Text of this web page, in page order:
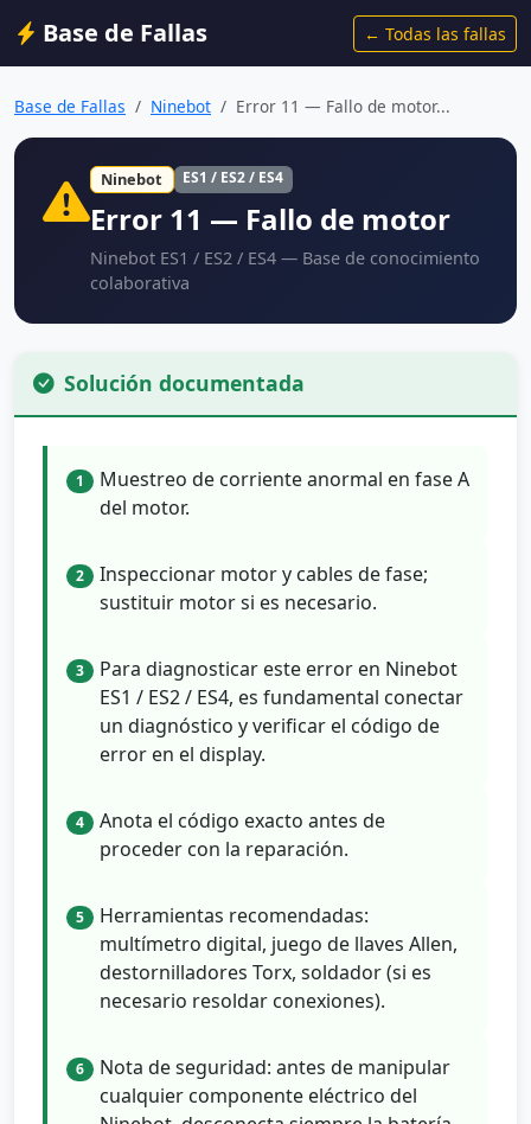
Base de Fallas ← Todas las fallas
Base de Fallas Ninebot Error 11 — Fallo de motor...
Ninebot ES1 / ES2 / ES4
Error 11 — Fallo de motor
Ninebot ES1 / ES2 / ES4 — Base de conocimiento
colaborativa
Solución documentada
1
Muestreo de corriente anormal en fase A
del motor.
2
Inspeccionar motor y cables de fase;
sustituir motor si es necesario.
3
Para diagnosticar este error en Ninebot
ES1 / ES2 / ES4, es fundamental conectar
un diagnóstico y verificar el código de
error en el display.
4
Anota el código exacto antes de
proceder con la reparación.
5
Herramientas recomendadas:
multímetro digital, juego de llaves Allen,
destornilladores Torx, soldador (si es
necesario resoldar conexiones).
6
Nota de seguridad: antes de manipular
cualquier componente eléctrico del